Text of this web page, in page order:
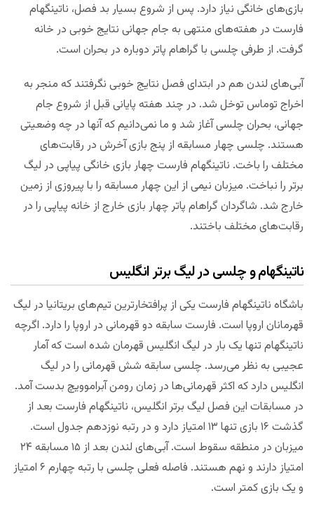
بازی‌های خانگی نیاز دارد. پس از شروع بسیار بد فصل، ناتینگهام
فارست در هفته‌های منتهی به جام جهانی نتایج خوبی در خانه
گرفت. از طرفی چلسی با گراهام پاتر دوباره در بحران است.
آبی‌های لندن هم در ابتدای فصل نتایج خوبی نگرفتند که منجر به
اخراج توماس توخل شد. در چند هفته پایانی قبل از شروع جام
جهانی، بحران چلسی آغاز شد و ما نمی‌دانیم که آنها در چه وضعیتی
هستند. چلسی چهار مسابقه از پنج بازی آخرش در رقابت‌های
مختلف را باخت. ناتینگهام فارست چهار بازی خانگی پیاپی در لیگ
برتر را نباخت. میزبان نیمی از این چهار مسابقه را با پیروزی از زمین
خارج شد. شاگردان گراهام پاتر چهار بازی خارج از خانه پیاپی را در
رقابت‌های مختلف باختند.
ناتینگهام و چلسی در لیگ برتر انگلیس
باشگاه ناتینگهام فارست یکی از پرافتخارترین تیم‌های بریتانیا در لیگ
قهرمانان اروپا است. فارست سابقه دو قهرمانی در اروپا را دارد. اگرچه
ناتینگهام تنها یک بار در لیگ انگلیس قهرمان شده است که آمار
عجیبی به نظر می‌رسد. چلسی سابقه شش قهرمانی را در لیگ
انگلیس دارد که اکثر قهرمانی‌ها در زمان رومن آبراموویچ بدست آمد.
در مسابقات این فصل لیگ برتر انگلیس، ناتینگهام فارست بعد از
گذشت ۱۶ بازی تنها ۱۳ امتیاز دارد و در رتبه نوزدهم جدول است.
میزبان در منطقه سقوط است. آبی‌های لندن بعد از ۱۵ مسابقه ۲۴
امتیاز دارند و نهم هستند. فاصله فعلی چلسی با رتبه چهارم ۶ امتیاز
و یک بازی کمتر است.